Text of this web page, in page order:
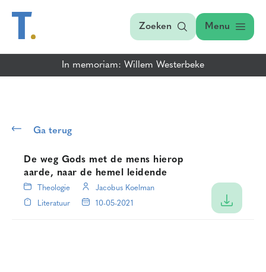
Zoeken Menu
In memoriam: Willem Westerbeke
Ga terug
De weg Gods met de mens hierop
aarde, naar de hemel leidende
Theologie
Jacobus Koelman
Literatuur
10-05-2021